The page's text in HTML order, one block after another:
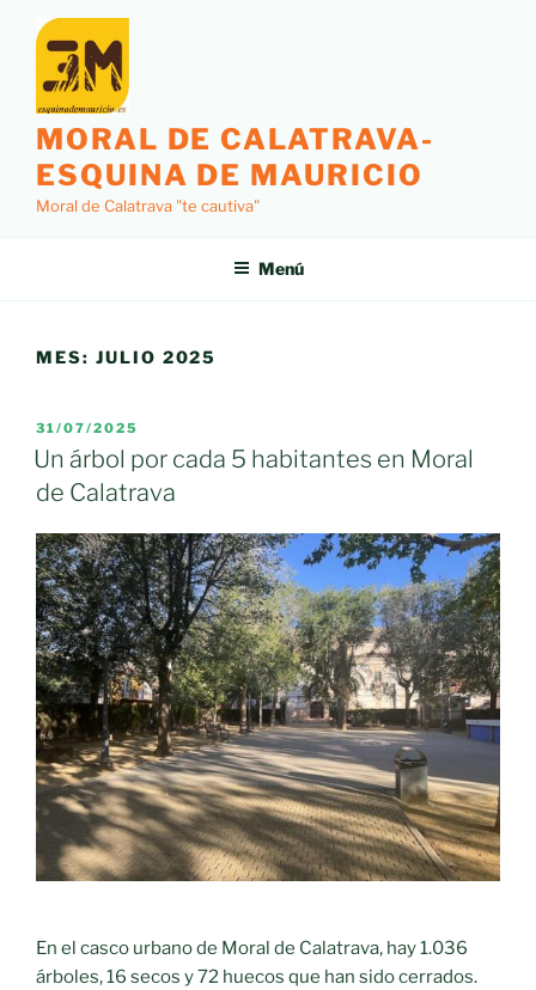
contenido
MORAL DE CALATRAVA-
ESQUINA DE MAURICIO
Moral de Calatrava "te cautiva"
Menú
MES: JULIO 2025
PUBLICADO
EL
31/07/2025
Un árbol por cada 5 habitantes en Moral
de Calatrava
En el casco urbano de Moral de Calatrava, hay 1.036
árboles, 16 secos y 72 huecos que han sido cerrados.